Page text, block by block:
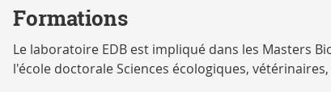
Formations
Le laboratoire EDB est impliqué dans les Masters
l'école doctorale Sciences écologiques,